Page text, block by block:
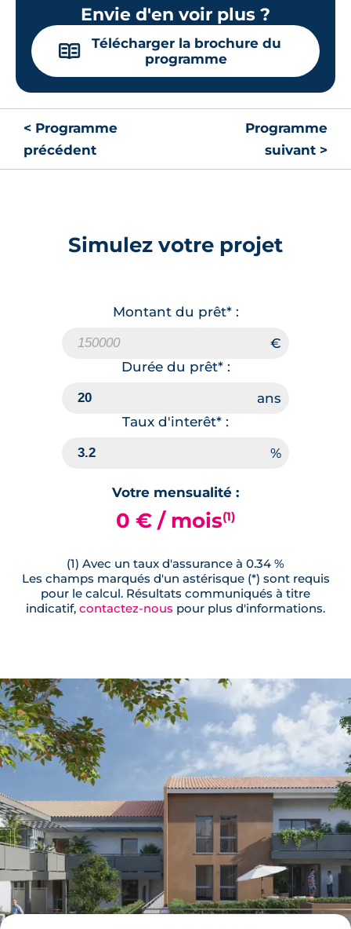
Envie d'en voir plus ?
📖
Télécharger la brochure du
programme
< Programme
précédent
Programme
suivant >
Simulez votre projet
Montant du prêt* :
Durée du prêt* :
Taux d'interêt* :
Votre mensualité :
0 € / mois(1)
(1) Avec un taux d'assurance à 0.34 %
Les champs marqués d'un astérisque (*) sont requis
pour le calcul. Résultats communiqués à titre
indicatif, contactez-nous pour plus d'informations.